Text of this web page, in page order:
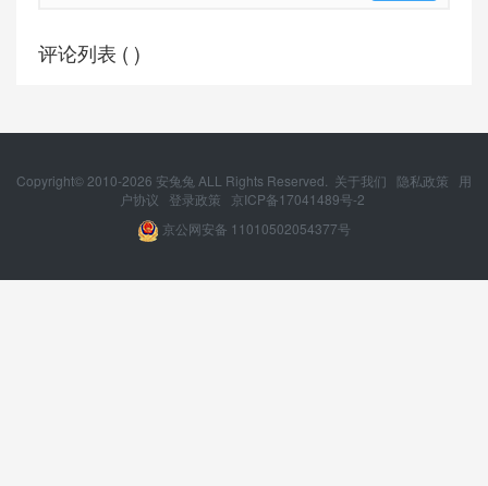
评论列表 ( )
Copyright© 2010-2026 安兔兔 ALL Rights Reserved. 关于我们 隐私政策
用
户协议
登录政策
京ICP备17041489号-2
京公网安备 11010502054377号